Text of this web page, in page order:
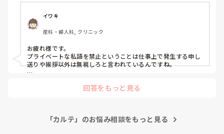
学生から育て上げた看護ばかりで人員を揃えているので
ここの病棟の看護は一般の仕事場を知らずこの光景が当たり
前と認識しています
夜勤明けで主任たちに捕まりました
主任たちから詰所で2対1で注意？説教を受けました
新人さんと仲良くなりたくてカルテ書き中に食べ物の話をサ
ラッとしただけです
調子こいてきたと主任たちから言われました
わたしは他病棟から異動してきたのですが
イワキ
産科・婦人科, クリニック
お疲れ様です。
プライベートな私語を禁止ということは仕事上で発生する申し
送りや挨拶以外は無視しろと言われているんですね。
うなるのでしょうか‥？
それとも特定の人だけ目をつけられて監視されているのでしょ
回答をもっと見る
「カルテ」のお悩み相談をもっと見る